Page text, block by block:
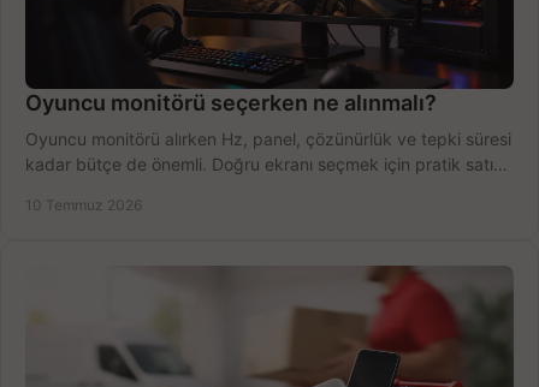
Oyuncu monitörü seçerken ne alınmalı?
Oyuncu monitörü alırken Hz, panel, çözünürlük ve tepki süresi
kadar bütçe de önemli. Doğru ekranı seçmek için pratik satın
10 Temmuz 2026